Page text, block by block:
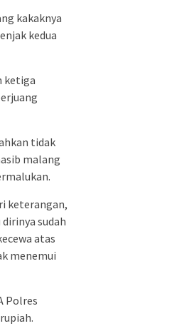
kakaknya
kedua
ketiga
tidak
malang
keterangan,
sudah
atas
menemui
Polres